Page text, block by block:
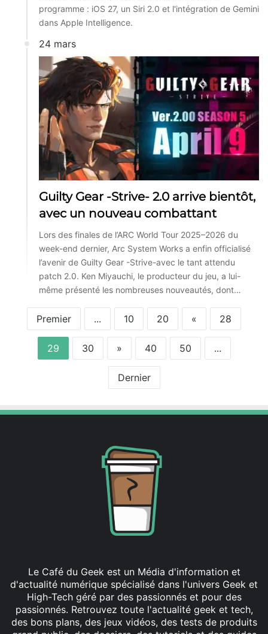
programme : iOS 27, un Siri 2.0 et l'intégration de Gemini
dans Apple Intelligence.
24 mars
Guilty Gear -Strive- 2.0 arrive bientôt,
avec un nouveau combattant
Lors des finales de l’ARC World Tour 2025–2026 du
week-end dernier, Arc System Works a enfin officialisé
l’avenir de Guilty Gear -Strive-avec le tant attendu
patch 2.0. Ken Miyauchi, le producteur du jeu, a lui-
même présenté les nombreuses nouveautés, dont…
Premier ... 10 20 « 28
29 30 » 40 50 ...
Dernier
Le Café du Geek est un Média d'information et
d'actualité numérique spécialisé dans l'univers Geek et
High-Tech géré par des passionnés et pour des
passionnés. Retrouvez toute l'actualité geek et tech,
des bons plans, des jeux vidéos, des tests de produits